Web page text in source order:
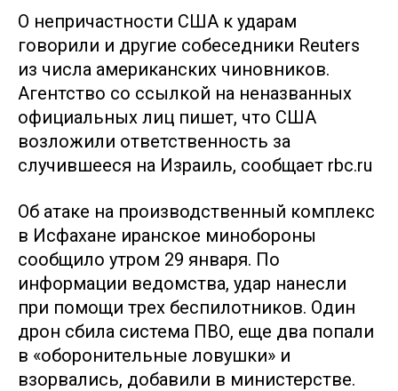
О непричастности США к ударам
говорили и другие собеседники Reuters
из числа американских чиновников.
Агентство со ссылкой на неназванных
официальных лиц пишет, что США
возложили ответственность за
случившееся на Израиль, сообщает rbc.ru
Об атаке на производственный комплекс
в Исфахане иранское минобороны
сообщило утром 29 января. По
информации ведомства, удар нанесли
при помощи трех беспилотников. Один
дрон сбила система ПВО, еще два попали
в «оборонительные ловушки» и
взорвались, добавили в министерстве.